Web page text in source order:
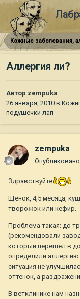
Аллергия ли?
Автор zempuka
26 января, 2010 в
подушечки лап
zempuka
Опубликовано
Здравствуйте
Щенок, 4,5 месяца,
творожок или кефир.
Проблема такая: до
(рекомендовали
который перешел в
определили аллергию
ситуация не
оттенок, а
В ветклинике нам